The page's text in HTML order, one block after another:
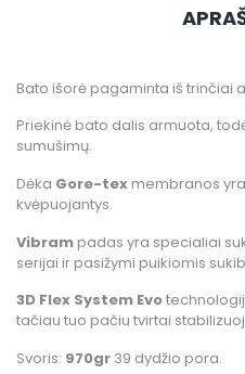
Bato išorė pagaminta iš trinčiai
Priekinė bato dalis armuota,
sumušimų.
Dėka Gore-tex membranos
kvėpuojantys.
Vibram padas yra specialiai
serijai ir pasižymi puikiomis
3D Flex System Evo
tačiau tuo pačiu tvirtai
Svoris: 970gr 39 dydžio pora.